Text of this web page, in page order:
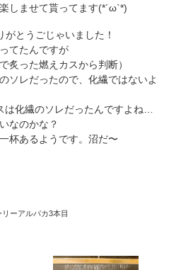
しませて貰ってます(*´ω`*)
とうごじゃいました！
てたんですが
炙った燃えカスから判断）
ソレだったので、化繊ではないよ
化繊のソレだったんですよね…
なのかな？
杯あるようです。沼だ〜
リーアルパカ3本目